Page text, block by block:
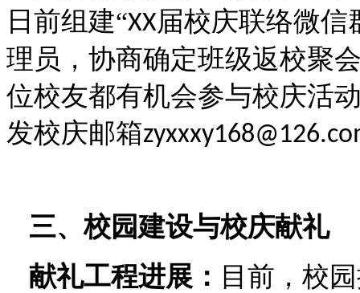
日前组建“XX届校庆联络微信
理员，协商确定班级返校聚
位校友都有机会参与校庆活
发校庆邮箱
三、校园建设与校庆献礼
献礼工程进展： 目前，校